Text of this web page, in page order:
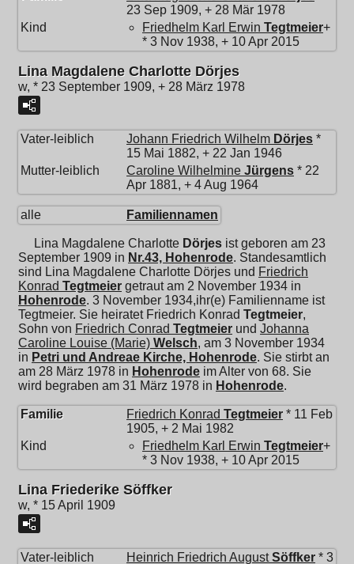
23 Sep 1909, + 28 Mär 1978
Kind
Friedhelm Karl Erwin Tegtmeier+
* 3 Nov 1938, + 10 Apr 2015
Lina Magdalene Charlotte Dörjes
w, * 23 September 1909, + 28 März 1978
Vater-leiblich Johann Friedrich Wilhelm Dörjes *
15 Mai 1882, + 22 Jan 1946
Mutter-leiblich
Caroline Wilhelmine Jürgens * 22
Apr 1881, + 4 Aug 1964
alle Familiennamen
Lina Magdalene Charlotte Dörjes ist geboren am 23
September 1909 in Nr.43, Hohenrode. Standesamtlich
sind Lina Magdalene Charlotte Dörjes und Friedrich
Konrad Tegtmeier getraut am 2 November 1934 in
Hohenrode. 3 November 1934,ihr(e) Familienname ist
Tegtmeier. Sie heiratet Friedrich Konrad Tegtmeier,
Sohn von Friedrich Conrad Tegtmeier und Johanna
Caroline Louise (Marie) Welsch, am 3 November 1934
in Petri und Andreae Kirche, Hohenrode. Sie stirbt an
am 28 März 1978 in Hohenrode im Alter von 68. Sie
wird begraben am 31 März 1978 in Hohenrode.
Familie Friedrich Konrad Tegtmeier * 11 Feb
1905, + 2 Mai 1982
Kind
Friedhelm Karl Erwin Tegtmeier+
* 3 Nov 1938, + 10 Apr 2015
Lina Friederike Söffker
w, * 15 April 1909
Vater-leiblich Heinrich Friedrich August Söffker * 3